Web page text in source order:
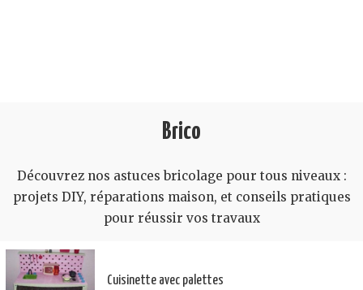
Brico
Découvrez nos astuces bricolage pour tous niveaux :
projets DIY, réparations maison, et conseils pratiques
pour réussir vos travaux
Cuisinette avec palettes